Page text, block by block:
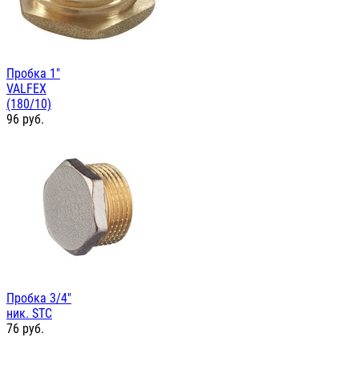
Пробка 1"
VALFEX
(180/10)
96 руб.
Пробка 3/4"
ник. STC
76 руб.